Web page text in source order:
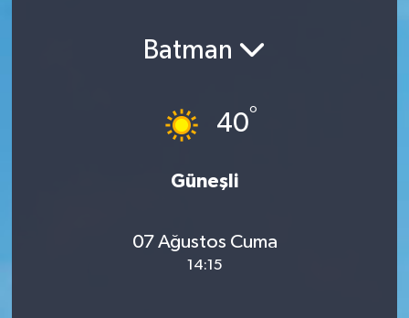
Batman
40°
Güneşli
07 Ağustos Cuma
14:15